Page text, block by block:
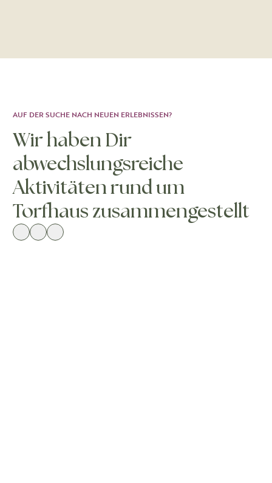
AUF DER SUCHE NACH NEUEN ERLEBNISSEN?
Wir haben Dir
abwechslungsreiche
Aktivitäten rund um
Torfhaus zusammengestellt